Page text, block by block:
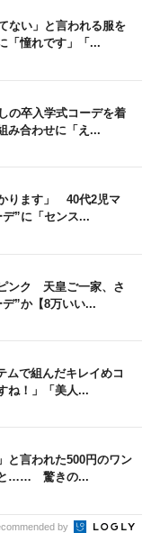
ない」と言われる服を
憧れです」「...
の卒入学式コーデを着
合わせに「え...
ります」 40代2児マ
”に「センス...
ンク 天皇ご一家、さ
”か【8万いい...
ムで組んだキレイめコ
ね！」「美人...
と言われた500円のワン
と…… 驚きの...
by